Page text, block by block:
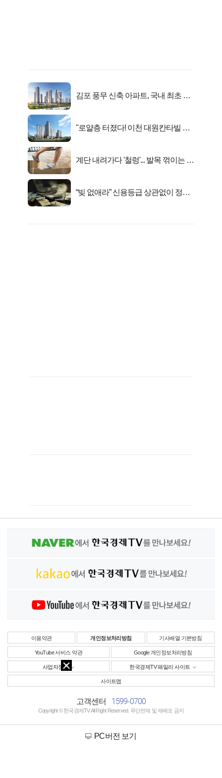
김포 풍무 신축 아파트, 국내 최초 반
"로얄층 터졌다! 이천 대원칸타빌 잔
계단 내려가다 '철렁'... 발목 꺾이는 이
“빚 없애라” 신용등급 상관없이 정부
이용약관 개인정보처리방침 기사배열 기본방침
YouTube 서비스 약관 Google 개인정보처리방침
사업자정보 한국경제TV 패밀리 사이트
사이트맵
고객센터 1599-0700
Copyright © 한국경제TV All Right Reserved. 무단전재 및 재배포 금지
PC버전 보기